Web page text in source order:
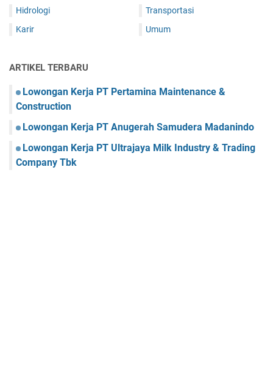
Hidrologi
Karir
Transportasi
Umum
ARTIKEL TERBARU
Lowongan Kerja PT Pertamina Maintenance &
Construction
Lowongan Kerja PT Anugerah Samudera Madanindo
Lowongan Kerja PT Ultrajaya Milk Industry & Trading
Company Tbk